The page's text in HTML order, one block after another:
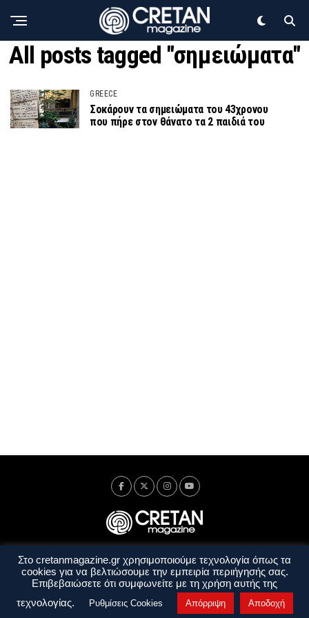
All posts tagged "σημειώματα"
GREECE
Σοκάρουν τα σημειώματα του 43χρονου
που πήρε στον θάνατο τα 2 παιδιά του
Ταυτότητα Πολιτική Απορρήτου
Όροι Χρήσης
Όροι και Προϋποθέσεις
Στο cretanmagazine.gr χρησιμοποιούμε τεχνολογία όπως τα
cookies για να βελτιώσουμε την εμπειρία περιήγησής σας.
Επιβεβαιώσετε ότι συμφωνείτε με τη χρήση αυτής της
τεχνολογίας.
Ρυθμίσεις Cookies Απόρριψη Αποδοχή